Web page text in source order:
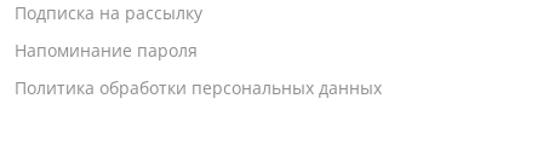
Подписка на рассылку
Напоминание пароля
Политика обработки персональных данных